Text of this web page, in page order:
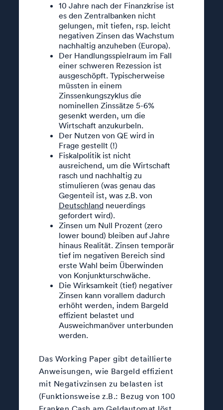
10 Jahre nach der Finanzkrise ist
es den Zentralbanken nicht
gelungen, mit tiefen, rsp. leicht
negativen Zinsen das Wachstum
nachhaltig anzuheben (Europa).
Der Handlungsspielraum im Fall
einer schweren Rezession ist
ausgeschöpft. Typischerweise
müssten in einem
Zinssenkungszyklus die
nominellen Zinssätze 5-6%
gesenkt werden, um die
Wirtschaft anzukurbeln.
Der Nutzen von QE wird in
Frage gestellt (!)
Fiskalpolitik ist nicht
ausreichend, um die Wirtschaft
rasch und nachhaltig zu
stimulieren (was genau das
Gegenteil ist, was z.B. von
Deutschlandneuerdings
gefordert wird).
Zinsen um Null Prozent (zero
lower bound) bleiben auf Jahre
hinaus Realität. Zinsen temporär
tief im negativen Bereich sind
erste Wahl beim Überwinden
von Konjunkturschwäche.
Die Wirksamkeit (tief) negativer
Zinsen kann vorallem dadurch
erhöht werden, indem Bargeld
effizient belastet und
Ausweichmanöver unterbunden
werden.
Das Working Paper gibt detaillierte
Anweisungen, wie Bargeld effizient
mit Negativzinsen zu belasten ist
(Funktionsweise z.B.: Bezug von 100